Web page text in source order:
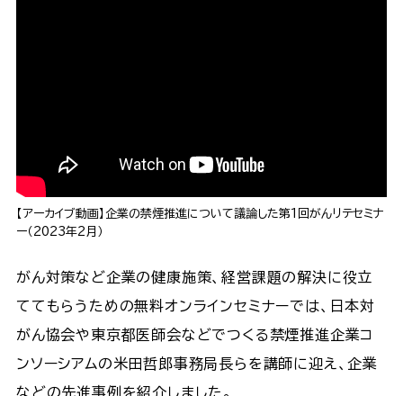
【アーカイブ動画】企業の禁煙推進について議論した第1回がんリテセミナ
ー（2023年2月）
がん対策など企業の健康施策、経営課題の解決に役立
ててもらうための無料オンラインセミナーでは、日本対
がん協会や東京都医師会などでつくる禁煙推進企業コ
ンソーシアムの米田哲郎事務局長らを講師に迎え、企業
などの先進事例を紹介しました。